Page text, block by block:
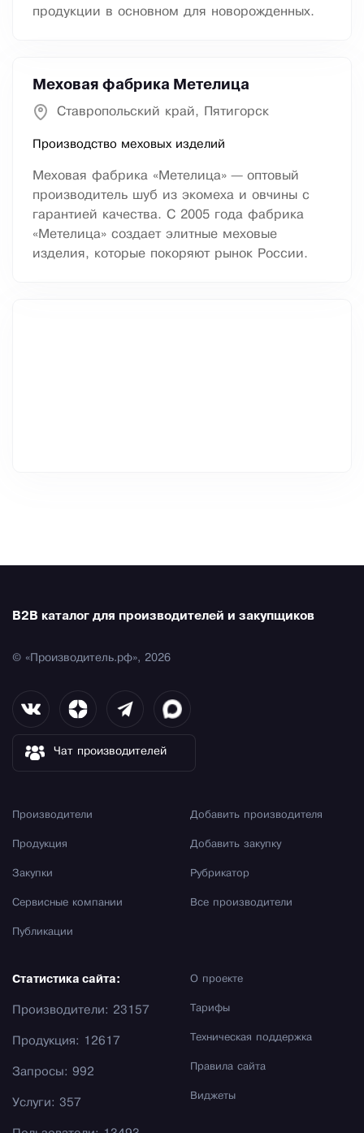
продукции в основном для новорожденных.
Меховая фабрика Метелица
Ставропольский край, Пятигорск
Производство меховых изделий
Меховая фабрика «Метелица» — оптовый
производитель шуб из экомеха и овчины с
гарантией качества. С 2005 года фабрика
«Метелица» создает элитные меховые
изделия, которые покоряют рынок России.
B2B каталог для производителей и закупщиков
© «Производитель.рф», 2026
Чат производителей
Производители
Продукция
Закупки
Сервисные компании
Публикации
Добавить производителя
Добавить закупку
Рубрикатор
Все производители
О проекте
Тарифы
Техническая поддержка
Правила сайта
Виджеты
Статистика сайта:
Производители: 23157
Продукция: 12617
Запросы: 992
Услуги: 357